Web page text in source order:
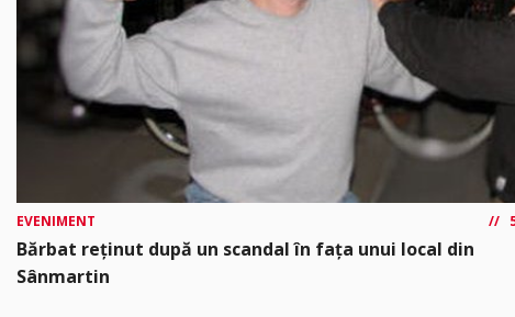
EVENIMENT
Bărbat reținut după un scandal în fața unui local din
Sânmartin